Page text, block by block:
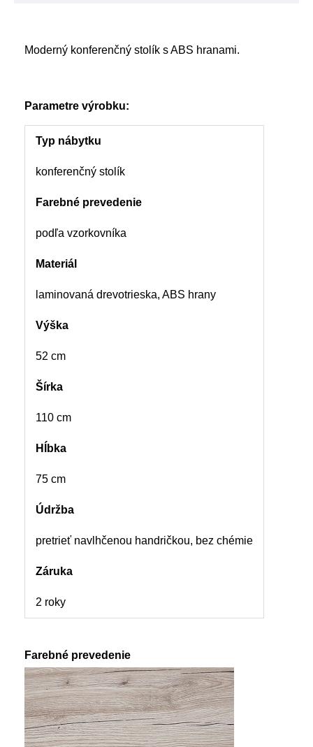
Moderný konferenčný stolík s ABS hranami.
Parametre výrobku:
Typ nábytku
konferenčný stolík
Farebné prevedenie
podľa vzorkovníka
Materiál
laminovaná drevotrieska, ABS hrany
Výška
52 cm
Šírka
110 cm
Hĺbka
75 cm
Údržba
pretrieť navlhčenou handričkou, bez chémie
Záruka
2 roky
Farebné prevedenie